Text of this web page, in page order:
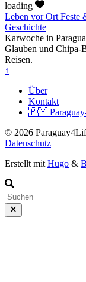
loading
Leben vor Ort Feste
Geschichte
Karwoche in
Glauben und Chipa-
Reisen.
↑
Über
Kontakt
🇵🇾
© 2026
Datenschutz
Erstellt mit Hugo &